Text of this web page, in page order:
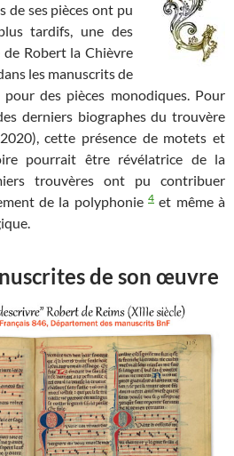
de ses pièces ont pu
tardifs, une des
Robert la Chièvre
les manuscrits de
des pièces monodiques. Pour
derniers biographes du trouvère
cette présence de motets et
pourrait être révélatrice de la
trouvères ont pu contribuer
de la polyphonie 4 et même à
de son œuvre